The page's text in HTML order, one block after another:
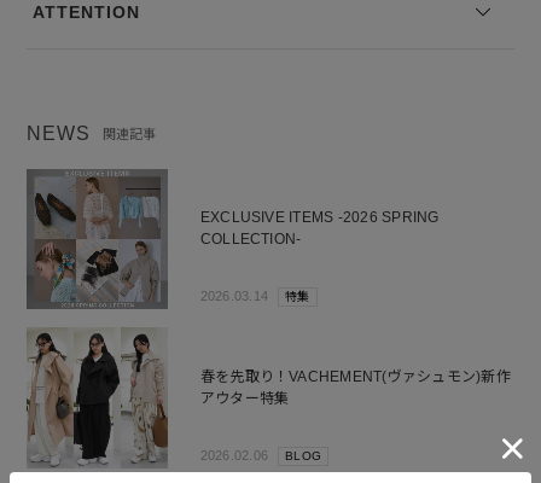
※写真は実際のカラーと若干相違する場合がございます。あらかじめ
※サイズ表記は弊社規定によるものを表示しております。
ATTENTION
NEWS 関連記事
EXCLUSIVE ITEMS -2026 SPRING
COLLECTION-
2026.03.14 特集
春を先取り！VACHEMENT(ヴァシュモン)新作
アウター特集
2026.02.06 BLOG